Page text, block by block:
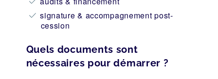
signature & accompagnement post-
cession
Quels documents sont
nécessaires pour démarrer ?